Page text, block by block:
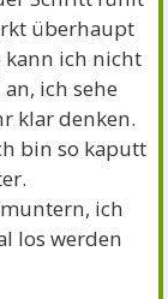
überhaupt
kann ich nicht
ich sehe
klar denken.
bin so kaputt
ich
los werden